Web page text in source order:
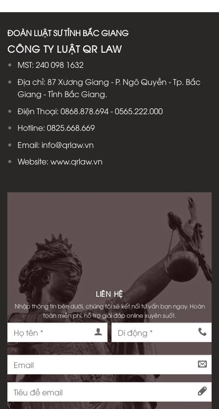
ĐOÀN LUẬT SƯ TỈNH BẮC GIANG
CÔNG TY LUẬT QR LAW
MST: 240 098 1632
Địa chỉ: 87 Xương Giang - P. Ngô Quyền - Tp. Bắc
Giang - Tỉnh Bắc Giang.
Điện Thoại: 0868.878.694 - 0565.222.000
Hotline: 0825.668.669
Email: info@qrlaw.vn
Website: www.qrlaw.vn
LIÊN HỆ
Nhập thông tin bên dưới, chúng tôi sẽ kết nối tư vấn bạn ngay. Hoàn
toàn miễn phí, hỗ trợ giải đáp online xuyên suốt.